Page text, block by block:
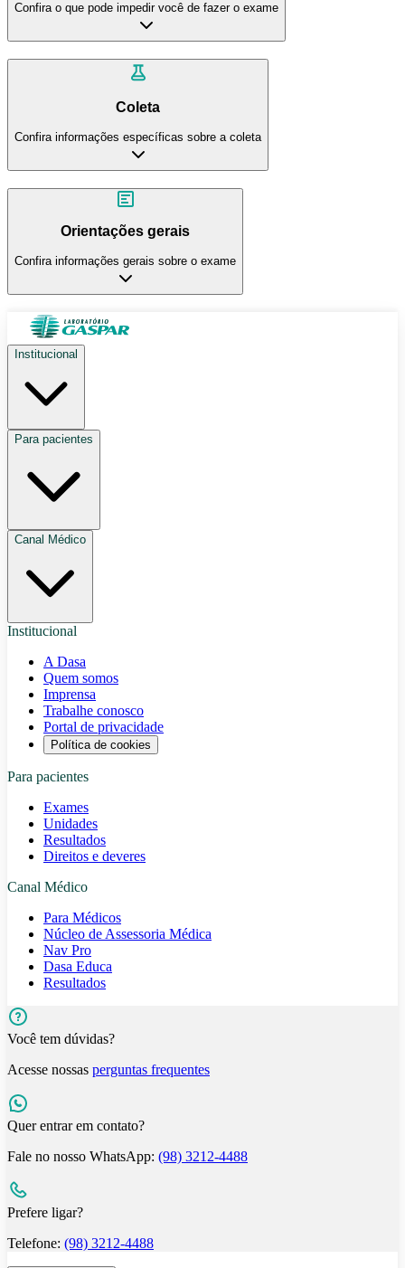
Confira o que pode impedir você de fazer o exame
Coleta
Confira informações específicas sobre a coleta
Orientações gerais
Confira informações gerais sobre o exame
Institucional
Para pacientes
Canal Médico
Institucional
A Dasa
Quem somos
Imprensa
Trabalhe conosco
Portal de privacidade
Política de cookies
Para pacientes
Exames
Unidades
Resultados
Direitos e deveres
Canal Médico
Para Médicos
Núcleo de Assessoria Médica
Nav Pro
Dasa Educa
Resultados
Você tem dúvidas?
Acesse nossas perguntas frequentes
Quer entrar em contato?
Fale no nosso WhatsApp: (98) 3212-4488
Prefere ligar?
Telefone: (98) 3212-4488